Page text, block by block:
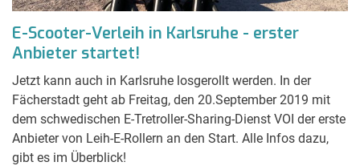
E-Scooter-Verleih in Karlsruhe - erster
Anbieter startet!
Jetzt kann auch in Karlsruhe losgerollt werden. In der
Fächerstadt geht ab Freitag, den 20.September 2019 mit
dem schwedischen E-Tretroller-Sharing-Dienst VOI der erste
Anbieter von Leih-E-Rollern an den Start. Alle Infos dazu,
gibt es im Überblick!